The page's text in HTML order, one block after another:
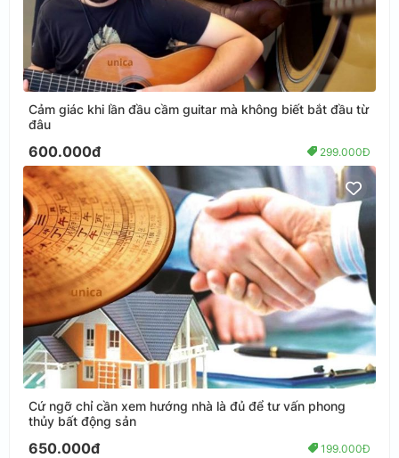
Cảm giác khi lần đầu cầm guitar mà không biết bắt đầu từ
đâu
600.000đ 299.000Đ
Cứ ngỡ chỉ cần xem hướng nhà là đủ để tư vấn phong
thủy bất động sản
650.000đ 199.000Đ